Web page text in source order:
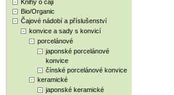
Knihy o čaji
Bio/Organic
Čajové nádobí a příslušenství
konvice a sady s konvicí
porcelánové
japonské porcelánové
konvice
čínské porcelánové konvice
keramické
japonské keramické